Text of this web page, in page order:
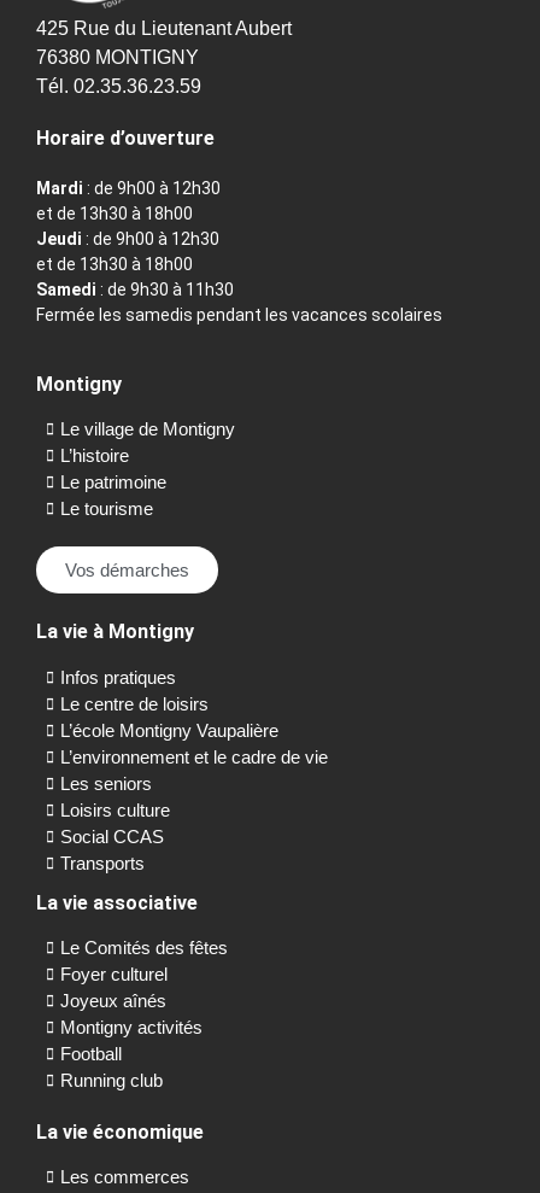
425 Rue du Lieutenant Aubert
76380 MONTIGNY
Tél. 02.35.36.23.59
Horaire d’ouverture
Mardi : de 9h00 à 12h30
et de 13h30 à 18h00
Jeudi : de 9h00 à 12h30
et de 13h30 à 18h00
Samedi : de 9h30 à 11h30
Fermée les samedis pendant les vacances scolaires
Montigny
Le village de Montigny
L’histoire
Le patrimoine
Le tourisme
Vos démarches
La vie à Montigny
Infos pratiques
Le centre de loisirs
L’école Montigny Vaupalière
L’environnement et le cadre de vie
Les seniors
Loisirs culture
Social CCAS
Transports
La vie associative
Le Comités des fêtes
Foyer culturel
Joyeux aînés
Montigny activités
Football
Running club
La vie économique
Les commerces